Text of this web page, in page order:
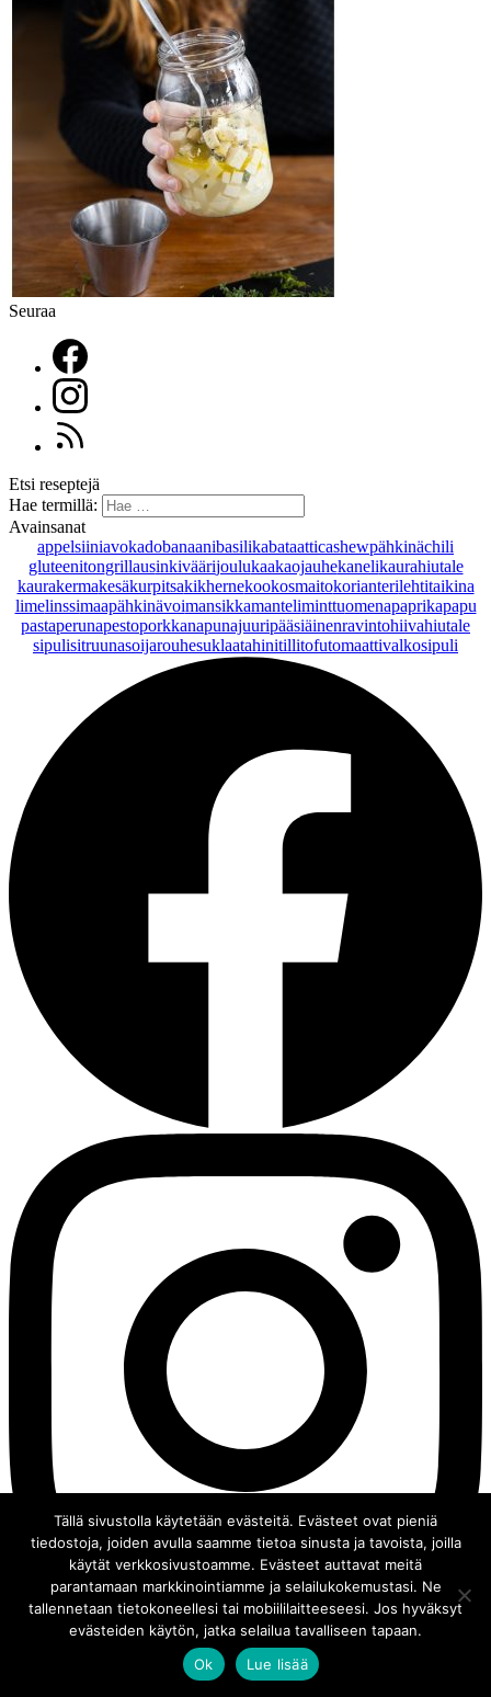
Seuraa
Etsi reseptejä
Hae termillä:
Avainsanat
appelsiiniavokadobanaanibasilikabataatticashewpähkinächili
gluteenitongrillausinkiväärijoulukaakaojauhekanelikaurahiutale
kaurakermakesäkurpitsakikhernekookosmaitokorianterilehtitaikina
limelinssimaapähkinävoimansikkamanteliminttuomenapaprikapapu
pastaperunapestoporkkanapunajuuripääsiäinenravintohiivahiutale
sipulisitruunasoijarouhesuklaatahinitillitofutomaattivalkosipuli
© 2008 - 2026 Chocochili
Tällä sivustolla käytetään evästeitä. Evästeet ovat pieniä
tiedostoja, joiden avulla saamme tietoa sinusta ja tavoista, joilla
käytät verkkosivustoamme. Evästeet auttavat meitä
parantamaan markkinointiamme ja selailukokemustasi. Ne
tallennetaan tietokoneellesi tai mobiililaitteeseesi. Jos hyväksyt
evästeiden käytön, jatka selailua tavalliseen tapaan.
Ok
Lue lisää